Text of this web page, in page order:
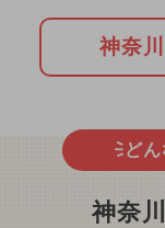
神奈
ど
神奈